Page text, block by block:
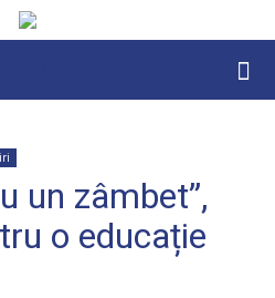
un zâmbet”,
o educație